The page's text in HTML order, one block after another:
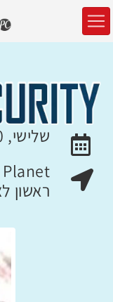
האירוע יתקיים
שלישי, 10 בפברואר 2015
מקום האירוע:
ראשון